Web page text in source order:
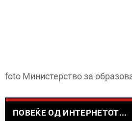
foto Министерство за
ПОВЕЌЕ ОД ИНТЕРНЕТОТ...